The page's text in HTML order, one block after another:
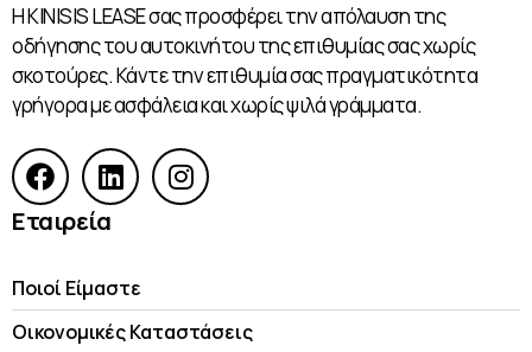
Η KINISIS LEASE σας προσφέρει την απόλαυση της
οδήγησης του αυτοκινήτου της επιθυμίας σας χωρίς
σκοτούρες. Κάντε την επιθυμία σας πραγματικότητα
γρήγορα με ασφάλεια και χωρίς ψιλά γράμματα.
Εταιρεία
Ποιοί Είμαστε
Οικονομικές Kαταστάσεις